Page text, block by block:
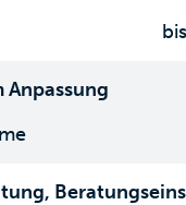
Anpassung